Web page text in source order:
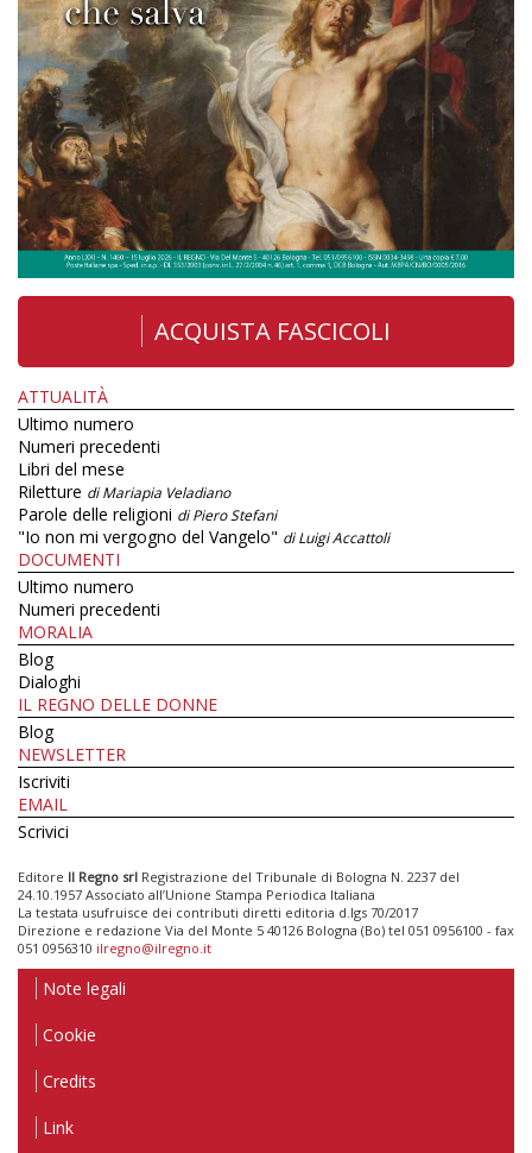
ACQUISTA FASCICOLI
ATTUALITÀ
Ultimo numero
Numeri precedenti
Libri del mese
Riletture di Mariapia Veladiano
Parole delle religioni di Piero Stefani
"Io non mi vergogno del Vangelo" di Luigi Accattoli
DOCUMENTI
Ultimo numero
Numeri precedenti
MORALIA
Blog
Dialoghi
IL REGNO DELLE DONNE
Blog
NEWSLETTER
Iscriviti
EMAIL
Scrivici
Editore Il Regno srl Registrazione del Tribunale di Bologna N. 2237 del
24.10.1957 Associato all’Unione Stampa Periodica Italiana
La testata usufruisce dei contributi diretti editoria d.lgs 70/2017
Direzione e redazione Via del Monte 5 40126 Bologna (Bo) tel 051 0956100 - fax
051 0956310 ilregno@ilregno.it
Note legali
Cookie
Credits
Link